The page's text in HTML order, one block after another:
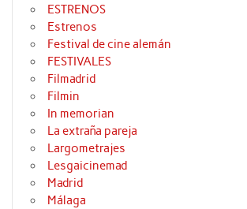
ESTRENOS
Estrenos
Festival de cine alemán
FESTIVALES
Filmadrid
Filmin
In memorian
La extraña pareja
Largometrajes
Lesgaicinemad
Madrid
Málaga